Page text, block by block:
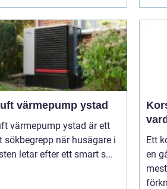
värmepump ystad
värmepump ystad är ett
sökbegrepp när husägare i
letar efter ett smart s...
Kors symbol,
Ett
en